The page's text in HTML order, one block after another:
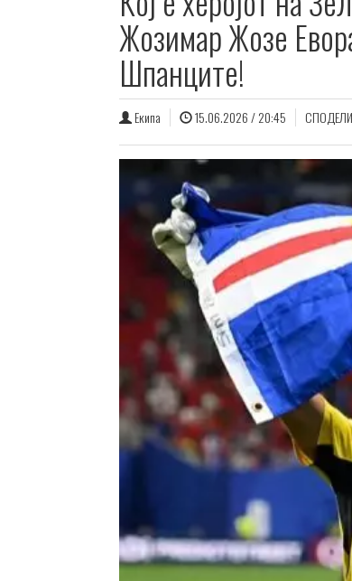
Жозимар Жозе
Шпанците!
Екипа 15.06.2026 / 20:45